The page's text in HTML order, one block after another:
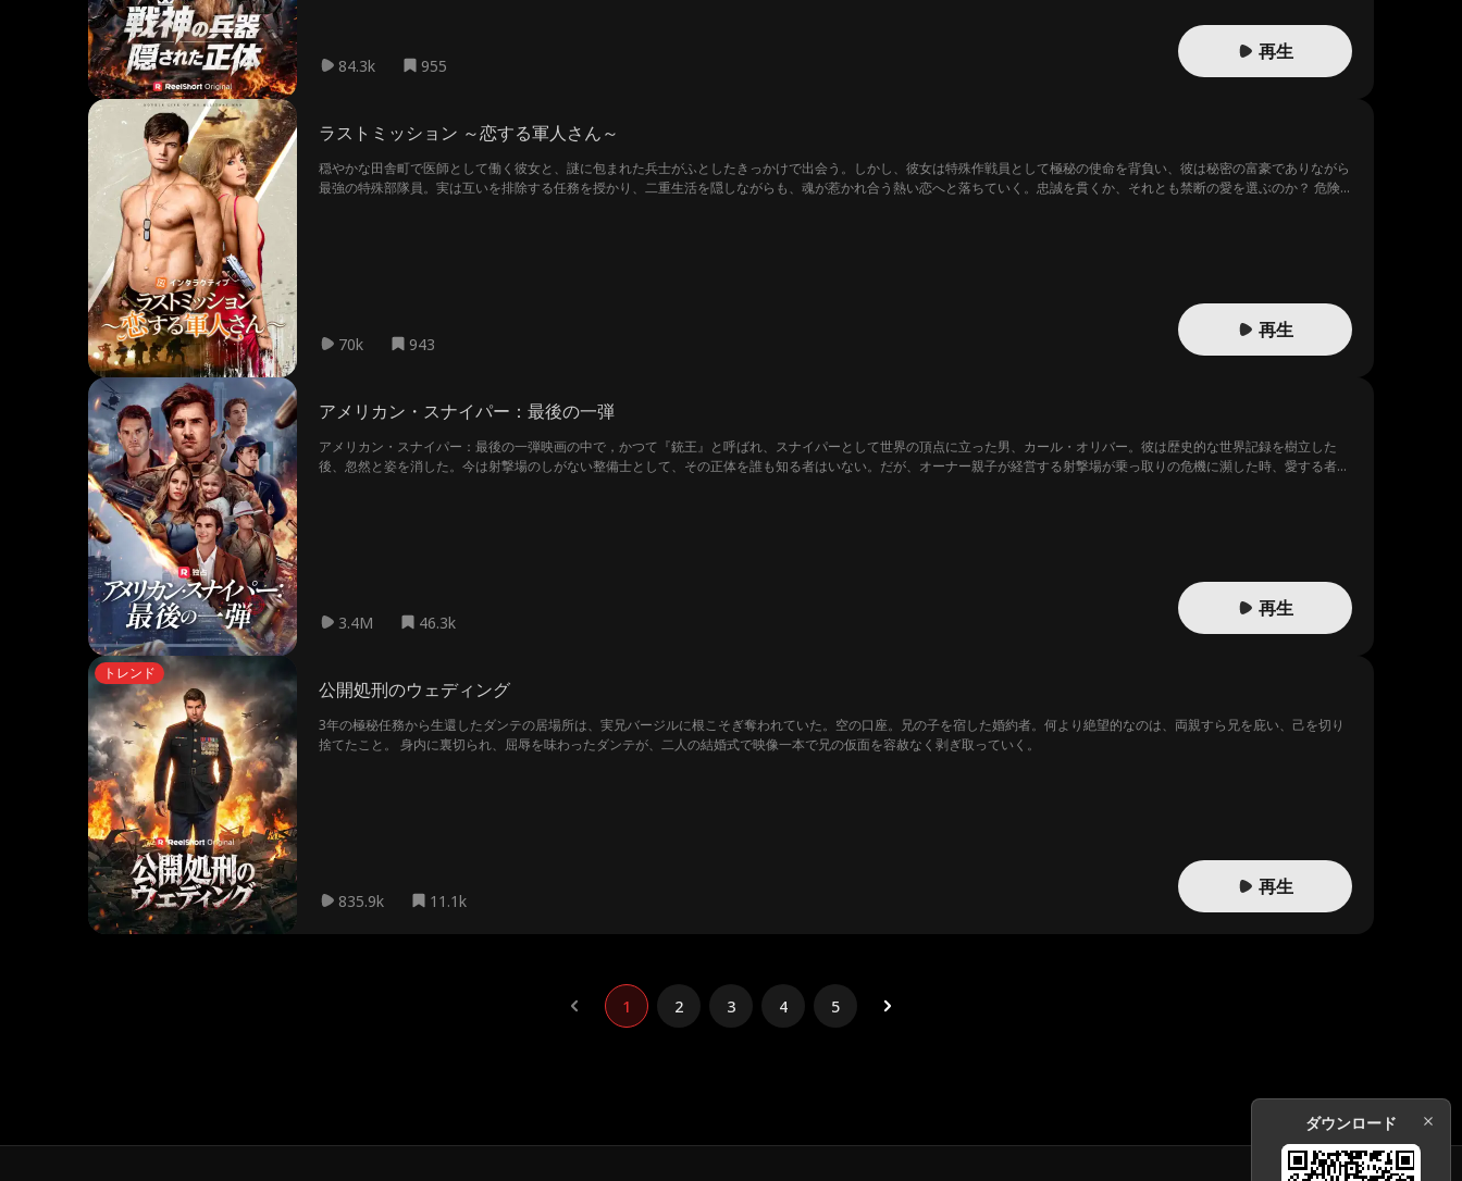
84.3k 955
再生
ラストミッション ～恋する軍人さん～
穏やかな田舎町で医師として働く彼女と、謎に包まれた兵士がふとしたきっかけで出会う。しかし、彼女は特殊作戦員として極秘の使命を背負い、彼は秘密の富豪でありながら
最強の特殊部隊員。実は互いを排除する任務を授かり、二重生活を隠しながらも、魂が惹かれ合う熱い恋へと落ちていく。忠誠を貫くか、それとも禁断の愛を選ぶのか？ 危険
70k 943
再生
アメリカン・スナイパー：最後の一弾
アメリカン・スナイパー：最後の一弾映画の中で，かつて『銃王』と呼ばれ、スナイパーとして世界の頂点に立った男、カール・オリバー。彼は歴史的な世界記録を樹立した
後、忽然と姿を消した。今は射撃場のしがない整備士として、その正体を誰も知る者はいない。だが、オーナー親子が経営する射撃場が乗っ取りの危機に瀕した時、愛する者た
3.4M 46.3k
再生
トレンド
公開処刑のウェディング
3年の極秘任務から生還したダンテの居場所は、実兄バージルに根こそぎ奪われていた。空の口座。兄の子を宿した婚約者。何より絶望的なのは、両親すら兄を庇い、己を切り
捨てたこと。 身内に裏切られ、屈辱を味わったダンテが、二人の結婚式で映像一本で兄の仮面を容赦なく剥ぎ取っていく。
835.9k 11.1k
再生
1 2 3 4 5
ダウンロード